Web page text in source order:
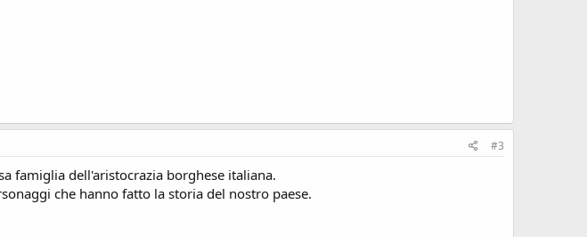
#3
famiglia dell'aristocrazia borghese italiana.
che hanno fatto la storia del nostro paese.